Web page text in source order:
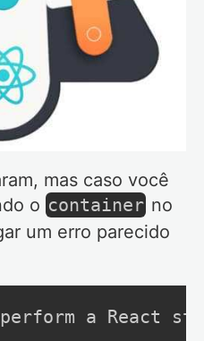
mas caso você
o container no
um erro parecido
a React